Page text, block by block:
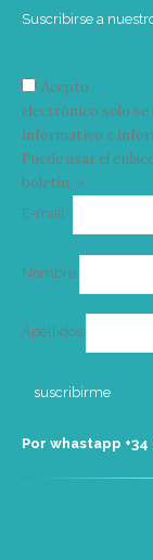
Suscribirse a
Acepto
electrónico solo
informativo e
Puede usar el
boletín. >
E-mail*
Nombre
Apellidos
Por whastapp +34